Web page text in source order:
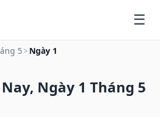
5 > Ngày 1
Ngày 1 Tháng 5